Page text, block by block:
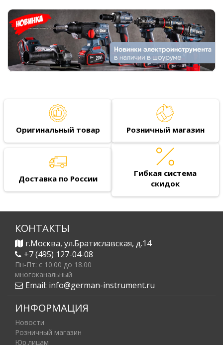
Оригинальный товар Розничный магазин
Доставка по России
Гибкая система
скидок
КОНТАКТЫ
г.Москва, ул.Братиславская, д.14
+7 (495) 127-04-08
Пн-Пт: c 10.00 до 18.00
многоканальный
Email: info@german-instrument.ru
ИНФОРМАЦИЯ
Новости
Розничный магазин
Юр.лицам